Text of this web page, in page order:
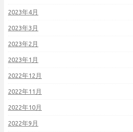
2023年4月
2023年3月
2023年2月
2023年1月
2022年12月
2022年11月
2022年10月
2022年9月